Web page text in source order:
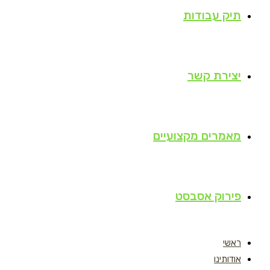
תיק עבודות
יצירת קשר
מאמרים מקצועיים
פירוק אסבסט
ראשי
אודותינו